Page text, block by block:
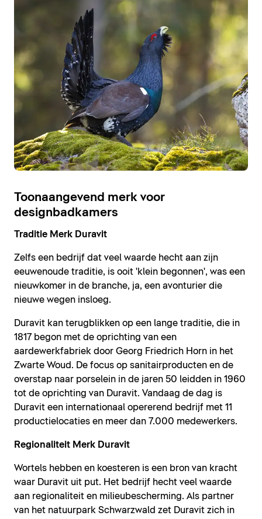
Toonaangevend merk voor
designbadkamers
Traditie Merk Duravit
Zelfs een bedrijf dat veel waarde hecht aan zijn
eeuwenoude traditie, is ooit 'klein begonnen', was een
nieuwkomer in de branche, ja, een avonturier die
nieuwe wegen insloeg.
Duravit kan terugblikken op een lange traditie, die in
1817 begon met de oprichting van een
aardewerkfabriek door Georg Friedrich Horn in het
Zwarte Woud. De focus op sanitairproducten en de
overstap naar porselein in de jaren 50 leidden in 1960
tot de oprichting van Duravit. Vandaag de dag is
Duravit een internationaal opererend bedrijf met 11
productielocaties en meer dan 7.000 medewerkers.
Regionaliteit Merk Duravit
Wortels hebben en koesteren is een bron van kracht
waar Duravit uit put. Het bedrijf hecht veel waarde
aan regionaliteit en milieubescherming. Als partner
van het natuurpark Schwarzwald zet Duravit zich in